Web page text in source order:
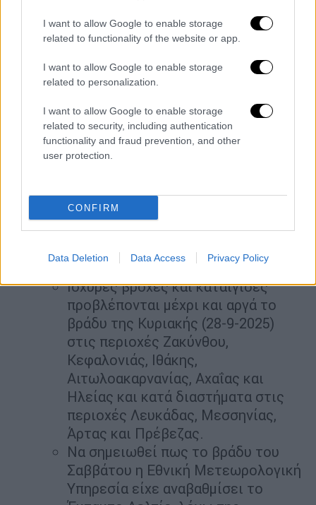
I want to allow Google to enable storage
related to functionality of the website or app.
I want to allow Google to enable storage
related to personalization.
I want to allow Google to enable storage
related to security, including authentication
functionality and fraud prevention, and other
user protection.
CONFIRM
Data Deletion Data Access Privacy Policy
Πού θα βρέξει τις επόμενες ώρες
Φαινομένωνεπικαιροποιήθηκε σήμερα
Κυριακή 28/ 09σύμφωνα με τα τελευταία
προγνωστικά στοιχεία.
Πιο συγκεκριμένα:
Ισχυρές βροχές και καταιγίδες
προβλέπονται μέχρι και αργά το
βράδυ της Κυριακής (28-9-2025)
στις περιοχές Ζακύνθου,
Κεφαλονιάς, Ιθάκης,
Αιτωλοακαρνανίας, Αχαΐας και
Ηλείας και κατά διαστήματα στις
περιοχές Λευκάδας, Μεσσηνίας,
Άρτας και Πρέβεζας.
Να σημειωθεί πως το βράδυ του
Σαββάτου η Εθνική Μετεωρολογική
Υπηρεσία είχε αναβαθμίσει το